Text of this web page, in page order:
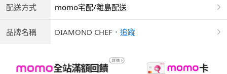
配送方式 momo宅配/離島配送
品牌名稱 DIAMOND CHEF ． 追蹤